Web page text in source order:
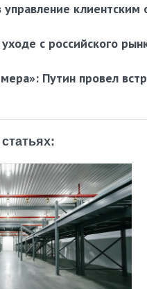
управление
с российского
Путин провел